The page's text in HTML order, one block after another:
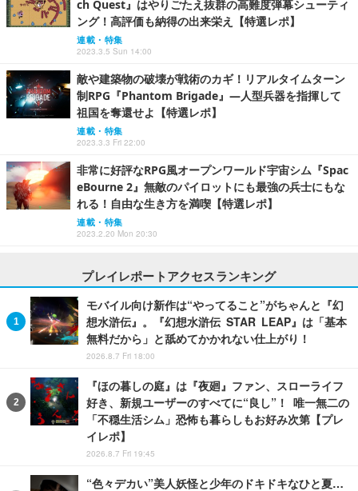
ch Quest』はやりごたえ抜群の高難度弾幕シューティ
ング！高評価も納得の出来栄え【特選レポ】
連載・特集
2023.3.5 Sun 14:00
敵や建築物の破壊が戦術のカギ！リアルタイムターン
制RPG『Phantom Brigade』―人型兵器を指揮して
祖国を奪還せよ【特選レポ】
連載・特集
2023.3.3 Fri 22:00
非常に好評なRPG風オープンワールド宇宙シム『Spac
eBourne 2』無敵のパイロットにも最強の兵士にもな
れる！自由な生き方を満喫【特選レポ】
連載・特集
2023.2.20 Mon 20:30
プレイレポートアクセスランキング
モバイル向け新作は“やってること”がちゃんと『幻
想水滸伝』。『幻想水滸伝 STAR LEAP』は「基本
無料だから」と舐めてかかれない仕上がり！
2026.8.7 Fri 18:00
『ほの暮しの庭』は『夜廻』ファン、スローライフ
好き、新規ユーザーのすべてに“良し”！ 唯一無二の
「不穏生活シム」恐怖も暮らしもお好み次第【プレ
イレポ】
2026.8.7 Fri 19:45
“色々デカい”美人妖怪と少年のドキドキなひと夏…